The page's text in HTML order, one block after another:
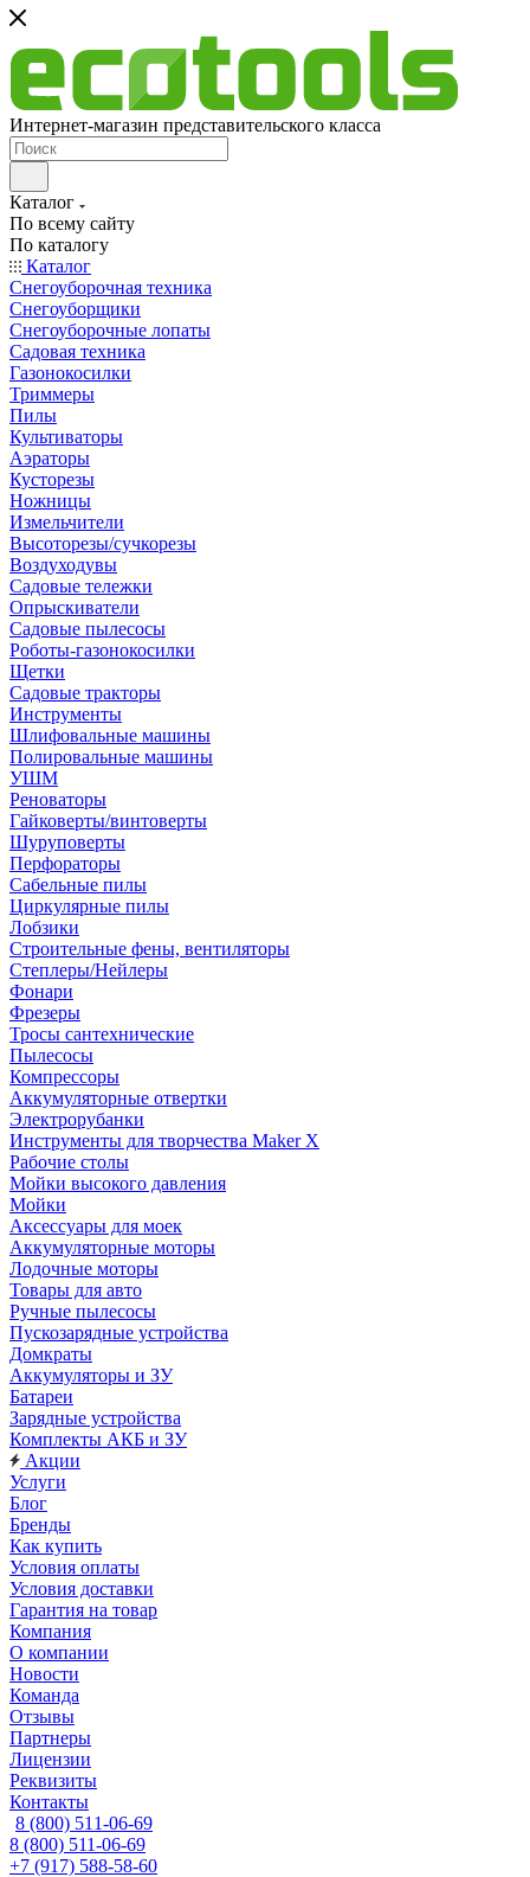
Интернет-магазин представительского класса
Каталог
По всему сайту
По каталогу
Каталог
Снегоуборочная техника
Снегоуборщики
Снегоуборочные лопаты
Садовая техника
Газонокосилки
Триммеры
Пилы
Культиваторы
Аэраторы
Кусторезы
Ножницы
Измельчители
Высоторезы/сучкорезы
Воздуходувы
Садовые тележки
Опрыскиватели
Садовые пылесосы
Роботы-газонокосилки
Щетки
Садовые тракторы
Инструменты
Шлифовальные машины
Полировальные машины
УШМ
Реноваторы
Гайковерты/винтоверты
Шуруповерты
Перфораторы
Сабельные пилы
Циркулярные пилы
Лобзики
Строительные фены, вентиляторы
Степлеры/Нейлеры
Фонари
Фрезеры
Тросы сантехнические
Пылесосы
Компрессоры
Аккумуляторные отвертки
Электрорубанки
Инструменты для творчества Maker X
Рабочие столы
Мойки высокого давления
Мойки
Аксессуары для моек
Аккумуляторные моторы
Лодочные моторы
Товары для авто
Ручные пылесосы
Пускозарядные устройства
Домкраты
Аккумуляторы и ЗУ
Батареи
Зарядные устройства
Комплекты АКБ и ЗУ
Акции
Услуги
Блог
Бренды
Как купить
Условия оплаты
Условия доставки
Гарантия на товар
Компания
О компании
Новости
Команда
Отзывы
Партнеры
Лицензии
Реквизиты
Контакты
8 (800) 511-06-69
8 (800) 511-06-69
+7 (917) 588-58-60